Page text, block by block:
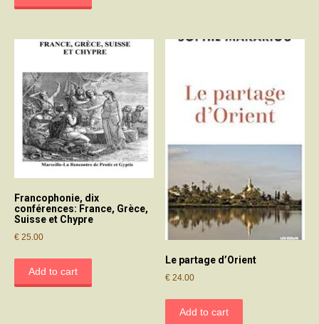
Francophonie, dix
conférences: France, Grèce,
Suisse et Chypre
€ 25.00
Add to cart
Le partage d’Orient
€ 24.00
Add to cart